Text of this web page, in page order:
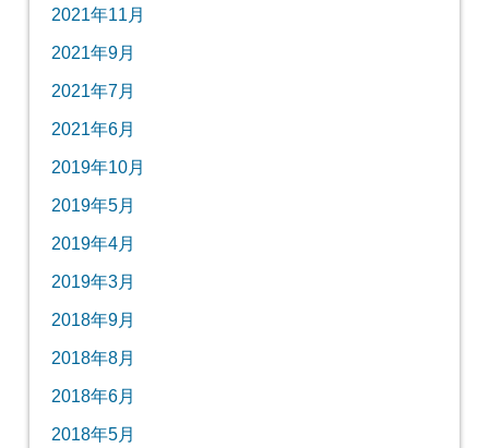
2021年11月
2021年9月
2021年7月
2021年6月
2019年10月
2019年5月
2019年4月
2019年3月
2018年9月
2018年8月
2018年6月
2018年5月